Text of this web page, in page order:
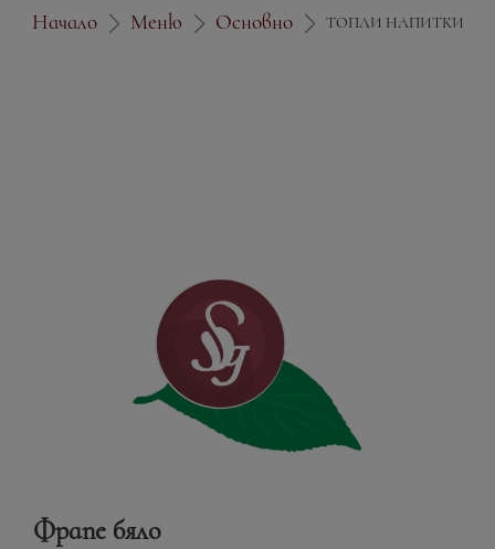
Начало Меню Основно ТОПЛИ НАПИТКИ
Фрапе бяло